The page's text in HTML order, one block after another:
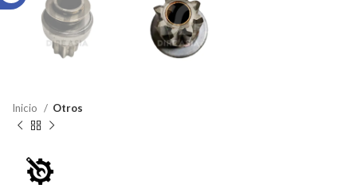
Inicio Otros